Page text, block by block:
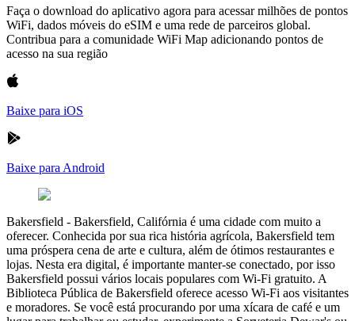
Faça o download do aplicativo agora para acessar milhões de pontos
WiFi, dados móveis do eSIM e uma rede de parceiros global.
Contribua para a comunidade WiFi Map adicionando pontos de
acesso na sua região
Baixe para iOS
Baixe para Android
Bakersfield - Bakersfield, Califórnia é uma cidade com muito a
oferecer. Conhecida por sua rica história agrícola, Bakersfield tem
uma próspera cena de arte e cultura, além de ótimos restaurantes e
lojas. Nesta era digital, é importante manter-se conectado, por isso
Bakersfield possui vários locais populares com Wi-Fi gratuito. A
Biblioteca Pública de Bakersfield oferece acesso Wi-Fi aos visitantes
e moradores. Se você está procurando por uma xícara de café e um